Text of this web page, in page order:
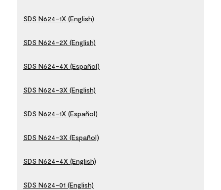
SDS N624-1X (English)
SDS N624-2X (English)
SDS N624-4X (Español)
SDS N624-3X (English)
SDS N624-1X (Español)
SDS N624-3X (Español)
SDS N624-4X (English)
SDS N624-01 (English)